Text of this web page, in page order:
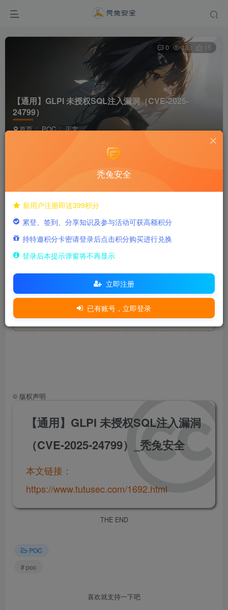
【通用】GLPI 未授权SQL注入漏洞（CVE-2025-
24799）
首页 POC 正文
0 133 15
fofa语句
隐藏内容，请登录后查看
官方yaml
隐藏内容，请登录后查看
© 版权声明
【通用】GLPI 未授权SQL注入漏洞
（CVE-2025-24799）_秃兔安全
本文链接：
https://www.tutusec.com/1692.html
THE END
POC
# poc
喜欢就支持一下吧
秃兔安全
新用户注册即送399积分
累登、签到、分享知识及参与活动可获高额积分
持特邀积分卡密请登录后点击积分购买进行兑换
登录后本提示弹窗将不再显示
立即注册
已有账号，立即登录